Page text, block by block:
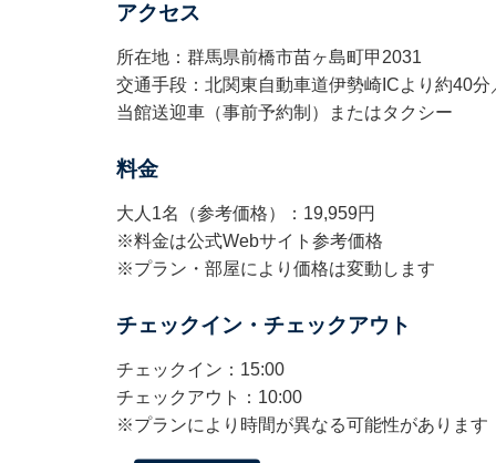
アクセス
所在地：群馬県前橋市苗ヶ島町甲2031
交通手段：北関東自動車道伊勢崎ICより約40
当館送迎車（事前予約制）またはタクシー
料金
大人1名（参考価格）：19,959円
※料金は公式Webサイト参考価格
※プラン・部屋により価格は変動します
チェックイン・チェックアウト
チェックイン：15:00
チェックアウト：10:00
※プランにより時間が異なる可能性があります